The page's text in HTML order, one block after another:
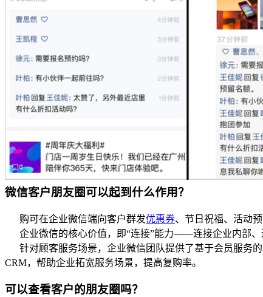
微信客户朋友圈可以起到什么作用？
购可在企业微信端向客户群发优惠券、节日祝福、活动
企业微信的核心价值，即“连接”能力——连接企业内部、
针对顾客服务场景，企业微信团队提供了基于会员服务
CRM，帮助企业拓宽服务场景，提高复购率。
可以查看客户的朋友圈吗？